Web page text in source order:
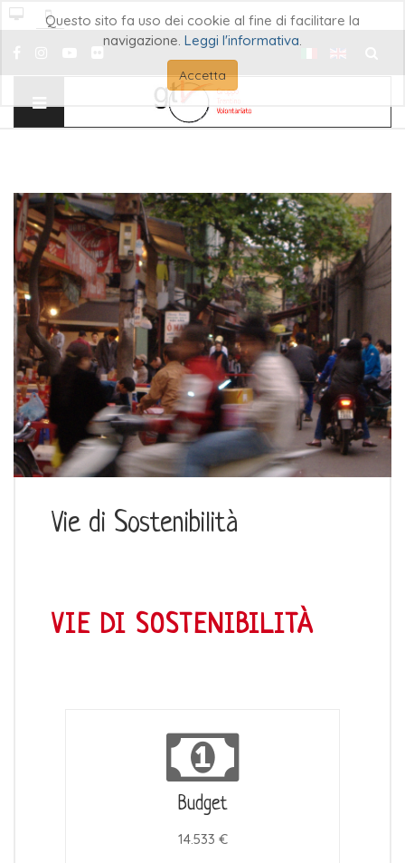
Questo sito fa uso dei cookie al fine di facilitare la
navigazione. Leggi l'informativa.
Accetta
Vie di Sostenibilità
VIE DI SOSTENIBILITÀ
Budget
14.533 €